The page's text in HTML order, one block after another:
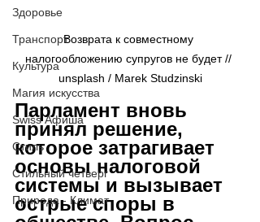
Здоровье
Транспорт
Культура
Магия искусства
Swiss Афиша
Стиль
Стильный четверг
Природа - Климат
Возврата к совместному
налогообложению супругов не будет //
unsplash / Marek Studzinski
Парламент вновь
принял решение,
которое затрагивает
основы налоговой
системы и вызывает
острые споры в